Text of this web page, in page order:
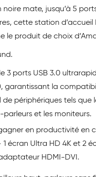
mate, jusqu’à 5
cette station d’accueil
le produit de choix
3 ports USB 3.0
garantissant la
de périphériques tels que
parleurs et les moniteurs.
en productivité en
écran Ultra HD 4K et 2
HDMI-DVI.